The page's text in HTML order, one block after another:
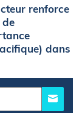
renforce
de
dans